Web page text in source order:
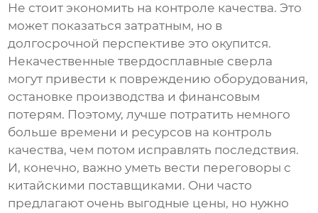
Не стоит экономить на контроле качества. Это
может показаться затратным, но в
долгосрочной перспективе это окупится.
Некачественныетвердосплавные сверла
могут привести к повреждению оборудования,
остановке производства и финансовым
потерям. Поэтому, лучше потратить немного
больше времени и ресурсов на контроль
качества, чем потом исправлять последствия.
И, конечно, важно уметь вести переговоры с
китайскими поставщиками. Они часто
предлагают очень выгодные цены, но нужно